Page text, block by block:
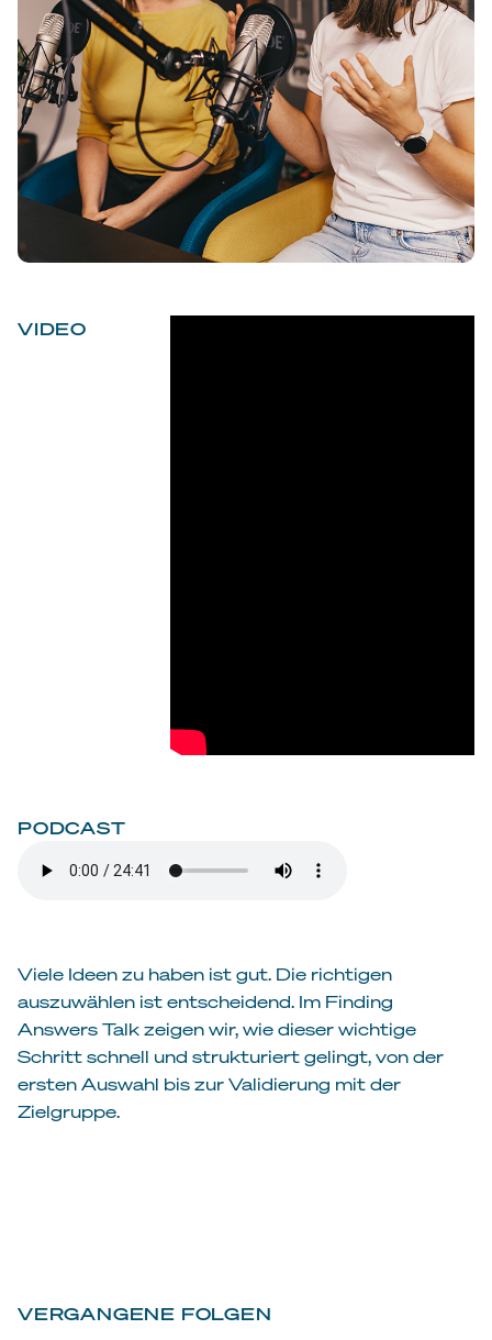
VIDEO
PODCAST
Viele Ideen zu haben ist gut. Die richtigen
auszuwählen ist entscheidend. Im Finding
Answers Talk zeigen wir, wie dieser wichtige
Schritt schnell und strukturiert gelingt, von der
ersten Auswahl bis zur Validierung mit der
Zielgruppe.
VERGANGENE FOLGEN